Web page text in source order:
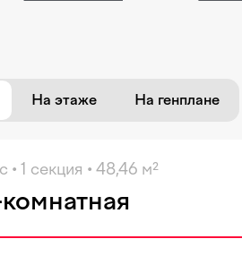
На этаже На генплане
• 1 секция • 48,46 м²